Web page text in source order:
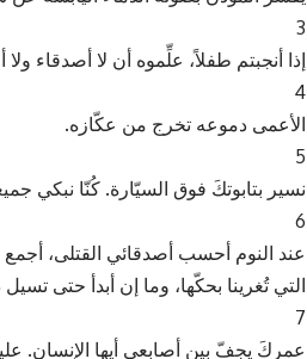
3
إذا أنجبتم طفلاً، علِّموه أن لا أصدقاء
4
الأعمى دموعه تخرج من عكّازه.
5
نسير بتابوتكَ فوق السيّارة. كُنّا نبكي
6
عند النوم أحسب أصدقائي القتلى،
التي تُغرينا بحكّها، وما إن أبدأ حتى
7
عمركَ يجفّ بين أصابعي أيها